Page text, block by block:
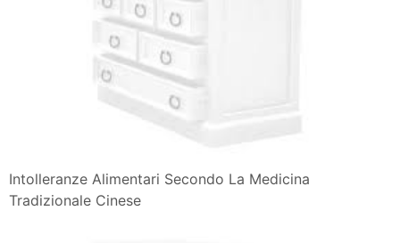
Intolleranze Alimentari Secondo La Medicina
Tradizionale Cinese